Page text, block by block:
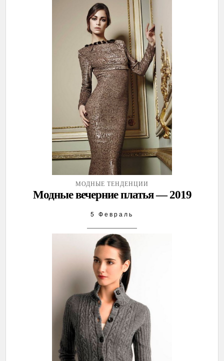
МОДНЫЕ ТЕНДЕНЦИИ
Модные вечерние платья — 2019
5 Февраль